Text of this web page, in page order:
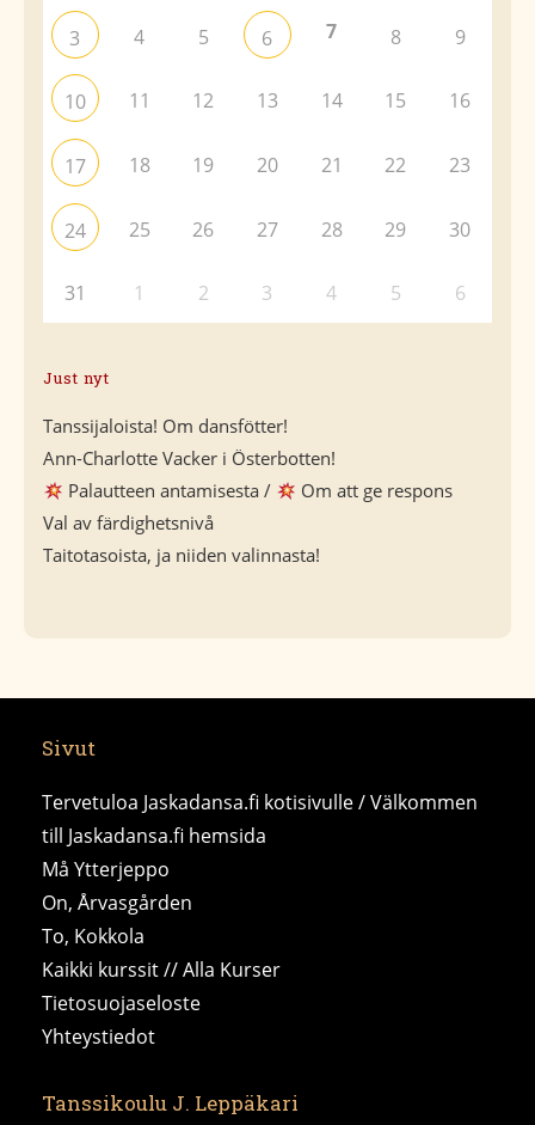
3 4 5 6 7 8 9
10 11 12 13 14 15 16
17 18 19 20 21 22 23
24 25 26 27 28 29 30
31 1 2 3 4 5 6
Just nyt
Tanssijaloista! Om dansfötter!
Ann-Charlotte Vacker i Österbotten!
Palautteen antamisesta /
Om att ge respons
Val av färdighetsnivå
Taitotasoista, ja niiden valinnasta!
Sivut
Tervetuloa Jaskadansa.fi kotisivulle / Välkommen
till Jaskadansa.fi hemsida
Må Ytterjeppo
On, Årvasgården
To, Kokkola
Kaikki kurssit // Alla Kurser
Tietosuojaseloste
Yhteystiedot
Tanssikoulu J. Leppäkari